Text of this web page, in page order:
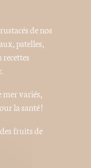
de nos
patelles,
mer variés,
la santé !
fruits de